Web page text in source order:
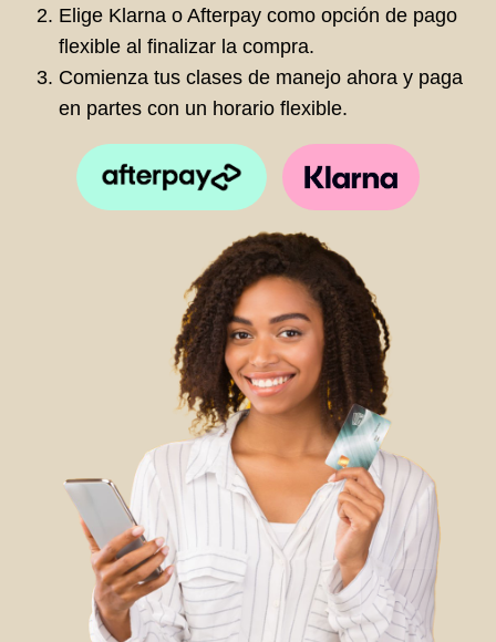
Elige Klarna o Afterpay como opción de pago
flexible al finalizar la compra.
Comienza tus clases de manejo ahora y paga
en partes con un horario flexible.